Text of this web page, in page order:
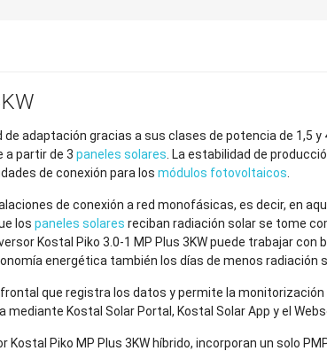
adaptación gracias a sus clases de potencia de 1,5 y
a partir de 3 paneles solares . La estabilidad de
de conexión para los módulos fotovoltaicos
de conexión a red monofásicas, es decir, en
los paneles solares reciban radiación solar se tome
Kostal Piko 3.0-1 MP Plus 3KW puede trabajar con
energética también los días de menos radiación
que registra los datos y permite la
Kostal Solar Portal, Kostal Solar App y el
Piko MP Plus 3KW híbrido, incorporan un solo